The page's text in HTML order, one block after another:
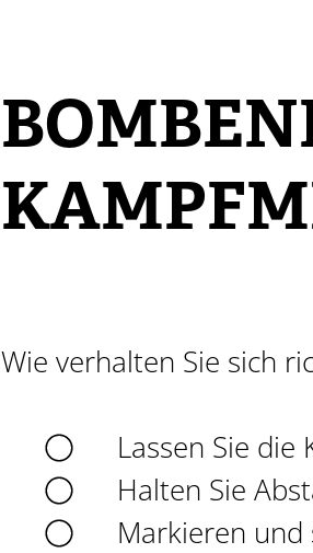
Wie verhalten Sie sich
Lassen Sie
Halten Sie
Markieren und